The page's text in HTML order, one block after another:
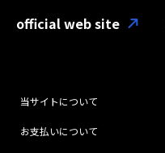
official web site
当サイトについて
お支払いについて